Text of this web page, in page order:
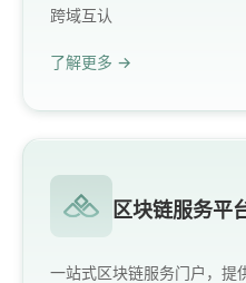
跨域互认
了解更多 →
区块链服务平
一站式区块链服务门户，提